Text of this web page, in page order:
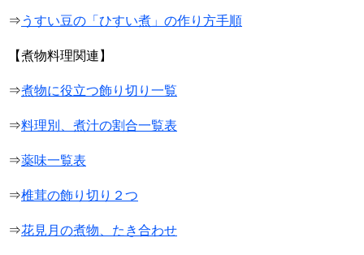
⇒ うすい豆の「ひすい煮」の作り方手順
【煮物料理関連】
⇒煮物に役立つ飾り切り一覧
⇒料理別、煮汁の割合一覧表
⇒薬味一覧表
⇒椎茸の飾り切り２つ
⇒花見月の煮物、たき合わせ